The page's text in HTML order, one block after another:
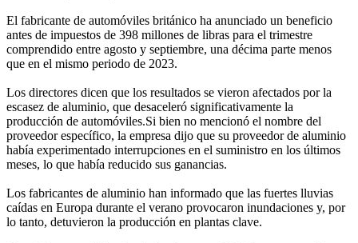
El fabricante de automóviles británico ha anunciado un beneficio
antes de impuestos de 398 millones de libras para el trimestre
comprendido entre agosto y septiembre, una décima parte menos
que en el mismo periodo de 2023.
Los directores dicen que los resultados se vieron afectados por la
escasez de aluminio, que desaceleró significativamente la
producción de automóviles.Si bien no mencionó el nombre del
proveedor específico, la empresa dijo que su proveedor de aluminio
había experimentado interrupciones en el suministro en los últimos
meses, lo que había reducido sus ganancias.
Los fabricantes de aluminio han informado que las fuertes lluvias
caídas en Europa durante el verano provocaron inundaciones y, por
lo tanto, detuvieron la producción en plantas clave.